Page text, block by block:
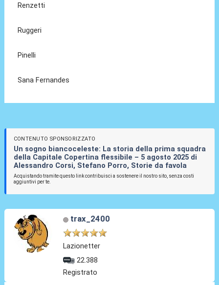
Renzetti
Ruggeri
Pinelli
Sana Fernandes
CONTENUTO SPONSORIZZATO
Un sogno biancoceleste: La storia della prima squadra
della Capitale Copertina flessibile – 5 agosto 2025 di
Alessandro Corsi, Stefano Porro, Storie da favola
Acquistando tramite questo link contribuisci a sostenere il nostro sito, senza costi
aggiuntivi per te.
trax_2400
Lazionetter
22.388
Registrato